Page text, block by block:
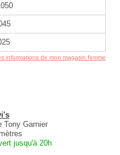
informations de mon magasin femme
Tony Garnier
jusqu'à 20h